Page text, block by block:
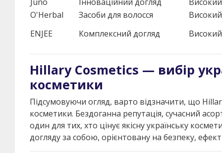
O'Herbal
Засоби для волосся
Високий
ENJEE
Комплексний догляд Високий
Hillary Cosmetics — вибір
косметики
Підсумовуючи огляд, варто відзначити, що
косметики. Бездоганна репутація, сучасний
один для тих, хто цінує якісну українську
догляду за собою, орієнтовану на безпеку,